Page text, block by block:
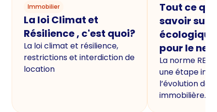
Immobilier
La loi Climat et
Résilience , c'est quoi?
La loi climat et résilience,
restrictions et interdiction de
location
Tout ce
savoir sur
écologique
pour le
La norme
une étape
l’évolution de
immobilière.